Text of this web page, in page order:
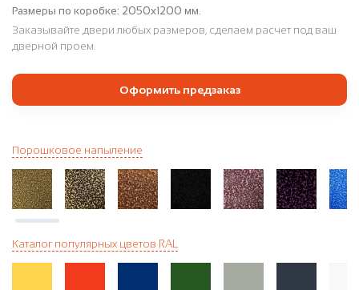
Размеры по коробке: 2050х1200 мм.
Заказывайте двери любых размеров, сделаем расчет под ваш
дверной проем.
Оформить предзаказ
Порошковое напыление
Каталог популярных цветов RAL